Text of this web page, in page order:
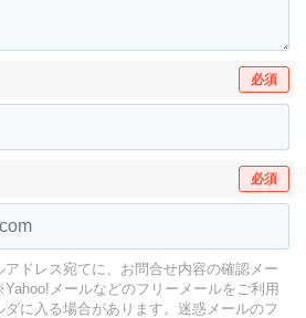
必須
必須
ドレス宛てに、お問合せ内容の確認メー
メールなどのフリーメールをご利用
に入る場合があります。 迷惑メールのフ